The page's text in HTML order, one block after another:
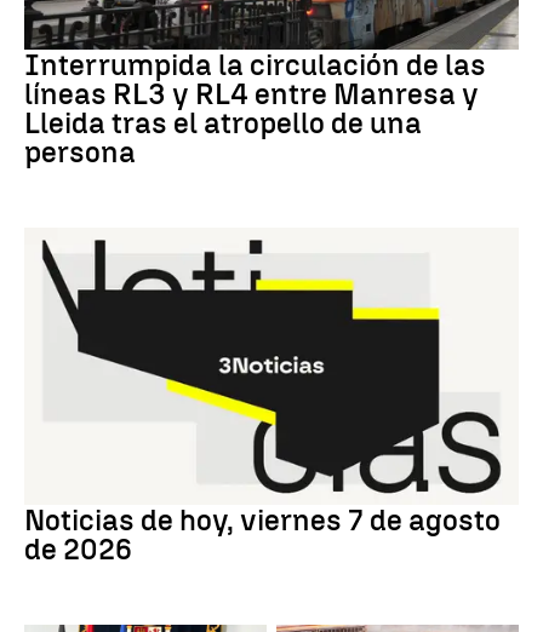
RODALÍES
Interrumpida la circulación de las
líneas RL3 y RL4 entre Manresa y
Lleida tras el atropello de una
persona
Noticias de hoy, viernes 7 de agosto
de 2026